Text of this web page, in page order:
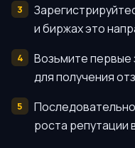
и биржах это
Возьмите первые
для получения
роста репутации